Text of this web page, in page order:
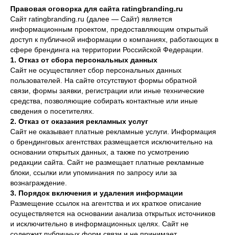
который сможет адекватно поддержать
развитие вашего бренда.
Правовая оговорка для сайта ratingbranding.ru
Сайт ratingbranding.ru (далее — Сайт) является
информационным проектом, предоставляющим открытый
доступ к публичной информации о компаниях, работающих в
сфере брендинга на территории Российской Федерации.
1. Отказ от сбора персональных данных
Сайт не осуществляет сбор персональных данных
пользователей. На сайте отсутствуют формы обратной
связи, формы заявки, регистрации или иные технические
средства, позволяющие собирать контактные или иные
сведения о посетителях.
2. Отказ от оказания рекламных услуг
Сайт не оказывает платные рекламные услуги. Информация
о брендинговых агентствах размещается исключительно на
основании открытых данных, а также по усмотрению
редакции сайта. Сайт не размещает платные рекламные
блоки, ссылки или упоминания по запросу или за
вознаграждение.
3. Порядок включения и удаления информации
Размещение ссылок на агентства и их краткое описание
осуществляется на основании анализа открытых источников
и исключительно в информационных целях. Сайт не